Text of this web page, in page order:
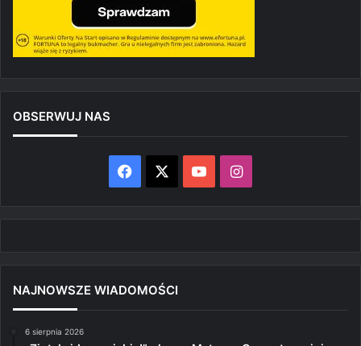
OBSERWUJ NAS
Facebook YouTubeInstagram
NAJNOWSZE WIADOMOŚCI
6 sierpnia 2026